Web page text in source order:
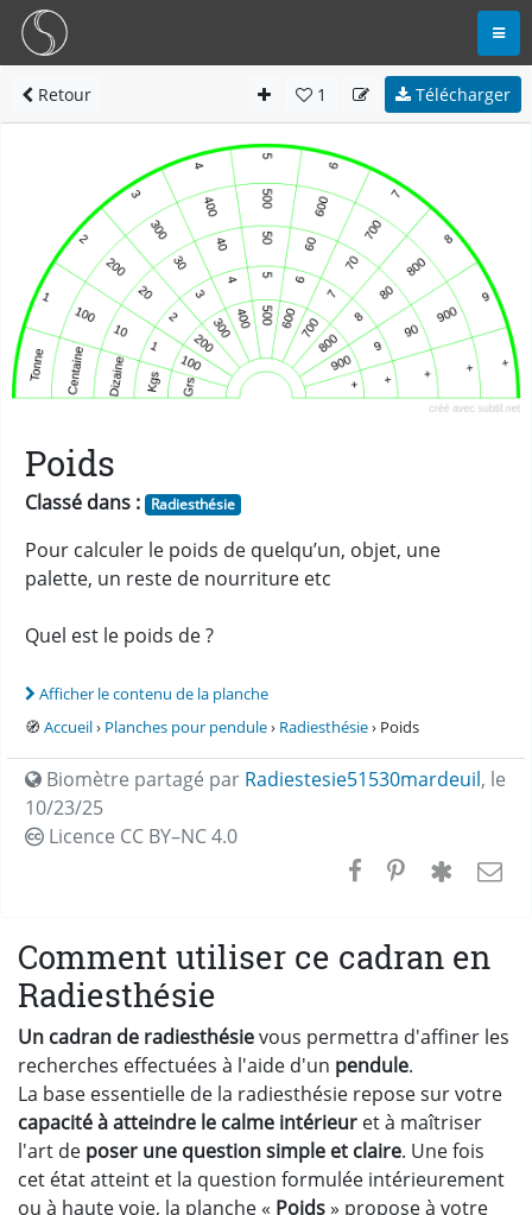
Retour 1 Télécharger
Poids
Classé dans : Radiesthésie
Pour calculer le poids de quelqu’un, objet, une
palette, un reste de nourriture etc
Quel est le poids de ?
Afficher le contenu de la planche
🧭 Accueil› Planches pour pendule› Radiesthésie› Poids
Biomètre partagé par Radiestesie51530mardeuil, le
10/23/25
Licence CC BY–NC 4.0
Comment utiliser ce cadran en
Radiesthésie
Un cadran de radiesthésievous permettra d'affiner les
recherches effectuées à l'aide d'un pendule.
La base essentielle de la radiesthésie repose sur votre
capacité à atteindre le calme intérieur et à maîtriser
l'art de poser une question simple et claire. Une fois
cet état atteint et la question formulée intérieurement
ou à haute voie, la planche « Poids» propose à votre